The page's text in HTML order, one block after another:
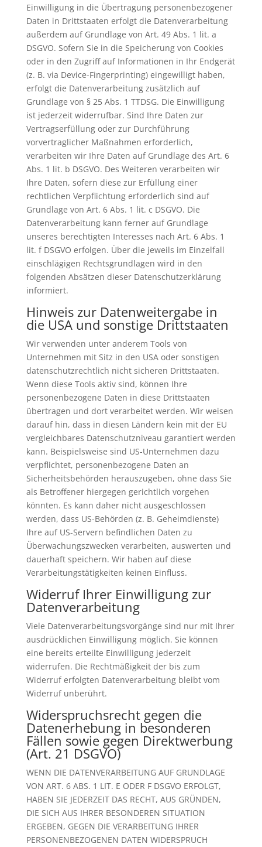
Einwilligung in die Übertragung personenbezogener
Daten in Drittstaaten erfolgt die Datenverarbeitung
außerdem auf Grundlage von Art. 49 Abs. 1 lit. a
DSGVO. Sofern Sie in die Speicherung von Cookies
oder in den Zugriff auf Informationen in Ihr Endgerät
(z. B. via Device-Fingerprinting) eingewilligt haben,
erfolgt die Datenverarbeitung zusätzlich auf
Grundlage von § 25 Abs. 1 TTDSG. Die Einwilligung
ist jederzeit widerrufbar. Sind Ihre Daten zur
Vertragserfüllung oder zur Durchführung
vorvertraglicher Maßnahmen erforderlich,
verarbeiten wir Ihre Daten auf Grundlage des Art. 6
Abs. 1 lit. b DSGVO. Des Weiteren verarbeiten wir
Ihre Daten, sofern diese zur Erfüllung einer
rechtlichen Verpflichtung erforderlich sind auf
Grundlage von Art. 6 Abs. 1 lit. c DSGVO. Die
Datenverarbeitung kann ferner auf Grundlage
unseres berechtigten Interesses nach Art. 6 Abs. 1
lit. f DSGVO erfolgen. Über die jeweils im Einzelfall
einschlägigen Rechtsgrundlagen wird in den
folgenden Absätzen dieser Datenschutzerklärung
informiert.
Hinweis zur Datenweitergabe in
die USA und sonstige Drittstaaten
Wir verwenden unter anderem Tools von
Unternehmen mit Sitz in den USA oder sonstigen
datenschutzrechtlich nicht sicheren Drittstaaten.
Wenn diese Tools aktiv sind, können Ihre
personenbezogene Daten in diese Drittstaaten
übertragen und dort verarbeitet werden. Wir weisen
darauf hin, dass in diesen Ländern kein mit der EU
vergleichbares Datenschutzniveau garantiert werden
kann. Beispielsweise sind US-Unternehmen dazu
verpflichtet, personenbezogene Daten an
Sicherheitsbehörden herauszugeben, ohne dass Sie
als Betroffener hiergegen gerichtlich vorgehen
könnten. Es kann daher nicht ausgeschlossen
werden, dass US-Behörden (z. B. Geheimdienste)
Ihre auf US-Servern befindlichen Daten zu
Überwachungszwecken verarbeiten, auswerten und
dauerhaft speichern. Wir haben auf diese
Verarbeitungstätigkeiten keinen Einfluss.
Widerruf Ihrer Einwilligung zur
Datenverarbeitung
Viele Datenverarbeitungsvorgänge sind nur mit Ihrer
ausdrücklichen Einwilligung möglich. Sie können
eine bereits erteilte Einwilligung jederzeit
widerrufen. Die Rechtmäßigkeit der bis zum
Widerruf erfolgten Datenverarbeitung bleibt vom
Widerruf unberührt.
Widerspruchsrecht gegen die
Datenerhebung in besonderen
Fällen sowie gegen Direktwerbung
(Art. 21 DSGVO)
WENN DIE DATENVERARBEITUNG AUF GRUNDLAGE
VON ART. 6 ABS. 1 LIT. E ODER F DSGVO ERFOLGT,
HABEN SIE JEDERZEIT DAS RECHT, AUS GRÜNDEN,
DIE SICH AUS IHRER BESONDEREN SITUATION
ERGEBEN, GEGEN DIE VERARBEITUNG IHRER
PERSONENBEZOGENEN DATEN WIDERSPRUCH